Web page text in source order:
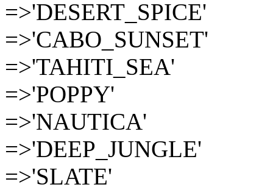
=>'DESERT_SPICE'
=>'CABO_SUNSET'
=>'TAHITI_SEA'
=>'POPPY'
=>'NAUTICA'
=>'DEEP_JUNGLE'
=>'SLATE'